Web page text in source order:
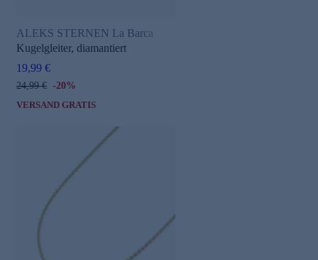
ALEKS STERNEN La Barca
Kugelgleiter, diamantiert
19,99 €
24,99 € -20%
VERSAND GRATIS